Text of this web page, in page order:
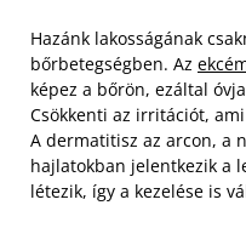
Hazánk lakosságának
bőrbetegségben. Az
képez a bőrön, ezáltal
Csökkenti az irritációt,
A dermatitisz az arcon, a
hajlatokban jelentkezik a
létezik, így a kezelése is